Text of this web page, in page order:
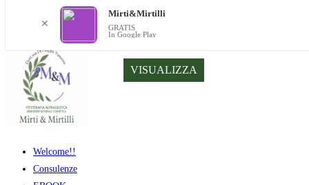
contenuto
Welcome!!
Consulenze
✕
Mirti&Mirtilli
GRATIS
In Google Play
VISUALIZZA